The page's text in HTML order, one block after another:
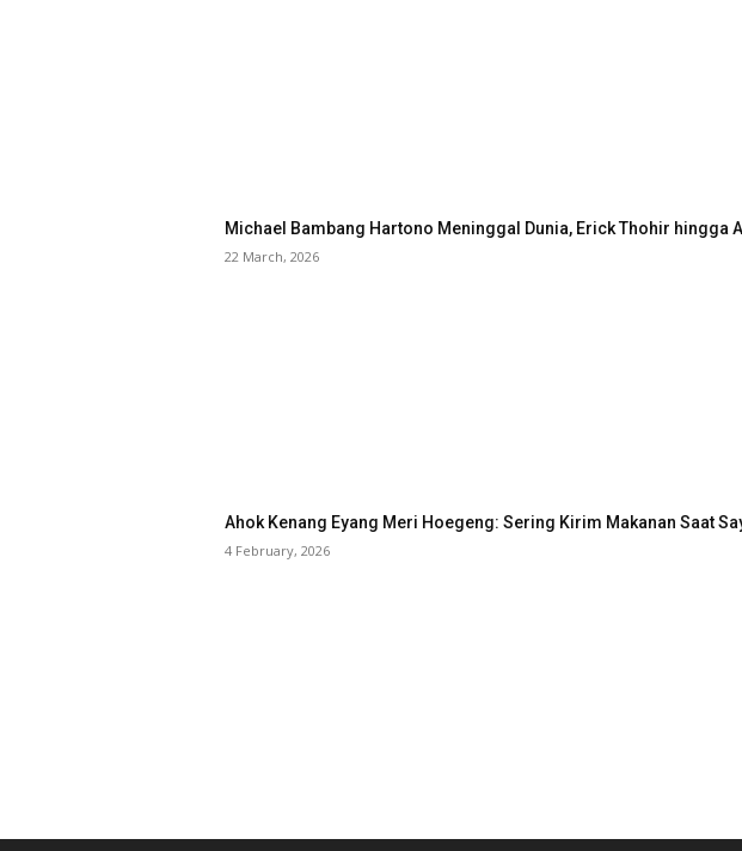
Michael Bambang Hartono Meninggal Dunia, Erick Thohir hingga
22 March, 2026
Ahok Kenang Eyang Meri Hoegeng: Sering Kirim Makanan Saat
4 February, 2026